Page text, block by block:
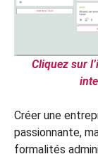
Cliquez sur
Créer une
passionnante,
formalités